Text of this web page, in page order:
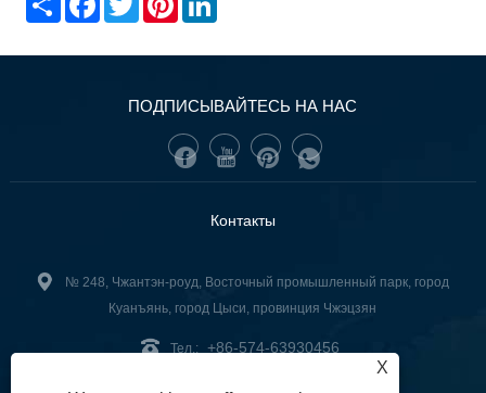
ПОДПИСЫВАЙТЕСЬ НА НАС
Контакты
№ 248, Чжантэн-роуд, Восточный промышленный парк, город
Куанъянь, город Цыси, провинция Чжэцзян
Тел.: +86-574-63930456
Электронная почта: ella@cn-sanan.com
X